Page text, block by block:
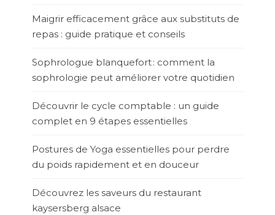
Maigrir efficacement grâce aux substituts de
repas : guide pratique et conseils
Sophrologue blanquefort : comment la
sophrologie peut améliorer votre quotidien
Découvrir le cycle comptable : un guide
complet en 9 étapes essentielles
Postures de Yoga essentielles pour perdre
du poids rapidement et en douceur
Découvrez les saveurs du restaurant
kaysersberg alsace